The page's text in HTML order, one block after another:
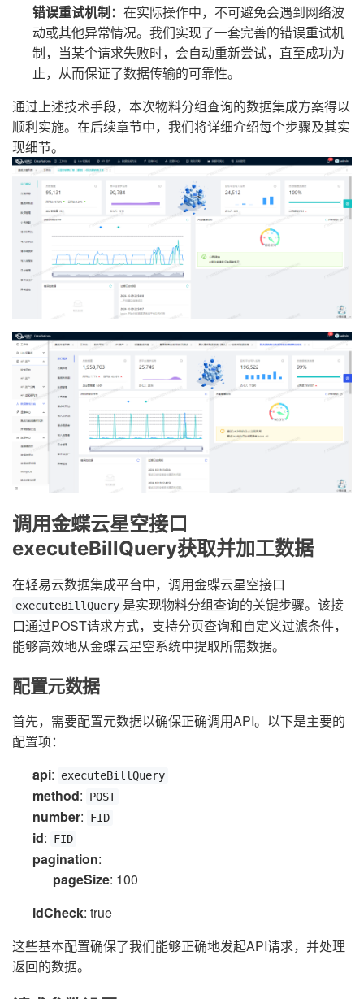
错误重试机制：在实际操作中，不可避免会遇到网络波
动或其他异常情况。我们实现了一套完善的错误重试机
制，当某个请求失败时，会自动重新尝试，直至成功为
止，从而保证了数据传输的可靠性。
通过上述技术手段，本次物料分组查询的数据集成方案得以
顺利实施。在后续章节中，我们将详细介绍每个步骤及其实
现细节。
调用金蝶云星空接口
executeBillQuery获取并加工数据
在轻易云数据集成平台中，调用金蝶云星空接口
executeBillQuery 是实现物料分组查询的关键步骤。该接
口通过POST请求方式，支持分页查询和自定义过滤条件，
能够高效地从金蝶云星空系统中提取所需数据。
配置元数据
首先，需要配置元数据以确保正确调用API。以下是主要的
配置项：
api: executeBillQuery
method: POST
number: FID
id: FID
pagination:
pageSize: 100
idCheck: true
这些基本配置确保了我们能够正确地发起API请求，并处理
返回的数据。